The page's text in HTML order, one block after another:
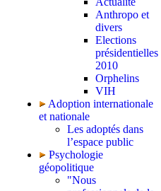
Anthropo et
divers
Elections
présidentielles
2010
Orphelins
VIH
Adoption internationale
et nationale
Les adoptés dans
l’espace public
Psychologie
géopolitique
"Nous